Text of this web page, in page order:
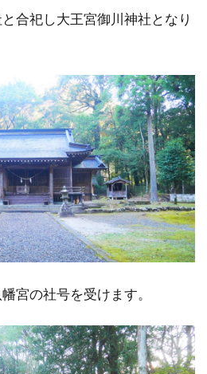
合祀し大王宮御川神社となり
宮の社号を受けます。